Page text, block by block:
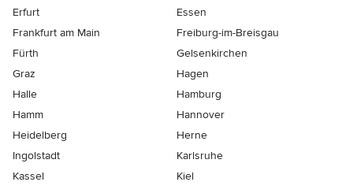
Erfurt
Essen
Frankfurt am Main
Freiburg-im-Breisgau
Fürth
Gelsenkirchen
Graz
Hagen
Halle
Hamburg
Hamm
Hannover
Heidelberg
Herne
Ingolstadt
Karlsruhe
Kassel
Kiel